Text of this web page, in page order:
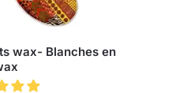
wax- Blanches en